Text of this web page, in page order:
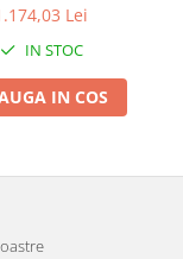
Lei
IN STOC
IN COS